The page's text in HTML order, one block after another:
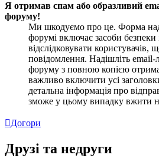
Я отримав спам або образливий
форуму!
Ми шкодуємо про це. Форма
форумі включає засоби безпеки
відслідковувати користувачів,
повідомлення. Надішліть email-
форуму з повною копією
важливо включити усі
детальна інформація про
зможе у цьому випадку вжити
Догори
Друзі та недруги